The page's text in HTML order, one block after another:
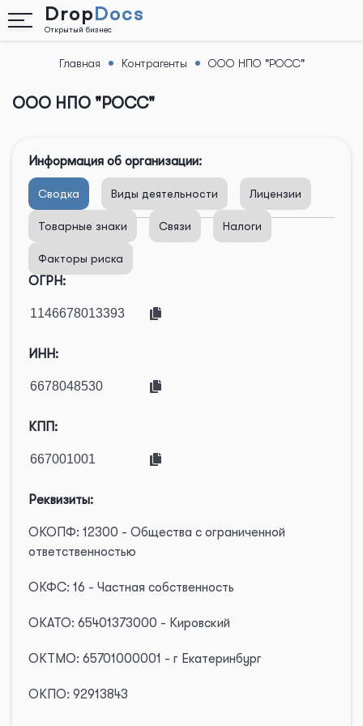
DropDocs
Открытый бизнес
НазадГлавная Контрагенты ООО НПО "РОСС"
ООО НПО "РОСС"
Информация об организации:
Сводка Виды деятельности Лицензии
Товарные знаки Связи Налоги
Факторы риска
ОГРН:
ИНН:
КПП:
Реквизиты:
ОКОПФ: 12300 - Общества с ограниченной
ответственностью
ОКФС: 16 - Частная собственность
ОКАТО: 65401373000 - Кировский
ОКТМО: 65701000001 - г Екатеринбург
ОКПО: 92913843